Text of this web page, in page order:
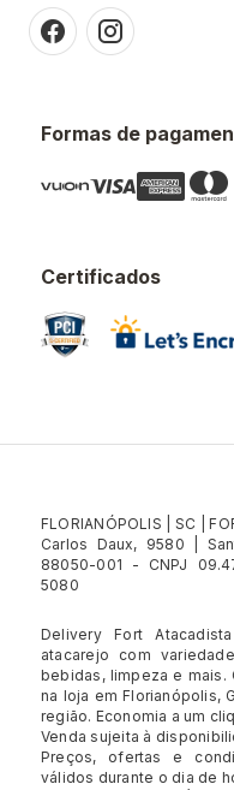
Formas de
Certificados
Delivery Fort
atacarejo com
bebidas, limpeza e mais.
na loja em Florianópolis,
região. Economia a um
FLORIANÓPOLIS | SC |
Carlos Daux, 9580 |
88050-001 - CNPJ
5080
Venda sujeita à
Preços, ofertas e
válidos durante o dia de